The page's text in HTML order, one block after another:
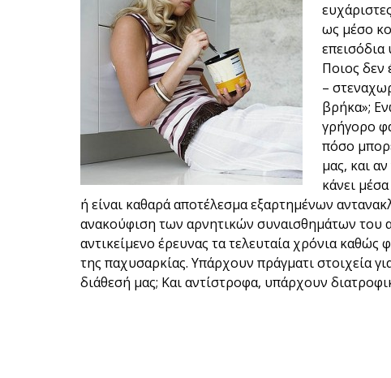
ως μέσο
Ποιος δεν
–
βρήκα»;
γρήγορο
πόσο
μας, και
κάνει
ή είναι καθαρά αποτέλεσμα εξαρτημένων
ανακούφιση των αρνητικών συναισθημάτων του
αντικείμενο έρευνας τα τελευταία χρόνια
της παχυσαρκίας. Υπάρχουν πράγματι στοιχεία
διάθεσή μας; Και αντίστροφα, υπάρχουν